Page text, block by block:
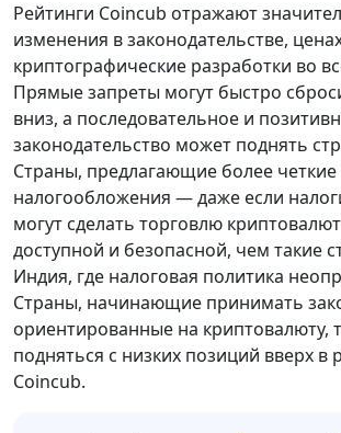
Рейтинги Coincub отражают
изменения в законодательстве,
криптографические разработки во
Прямые запреты могут быстро
вниз, а последовательное и
законодательство может поднять
Страны, предлагающие более четкие
налогообложения — даже если
могут сделать торговлю
доступной и безопасной, чем такие
Индия, где налоговая политика
Страны, начинающие принимать
ориентированные на криптовалюту,
подняться с низких позиций вверх в
Coincub.